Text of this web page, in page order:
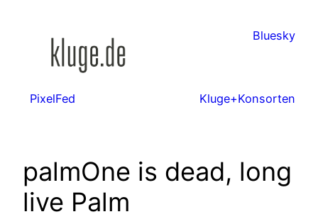
Bluesky
PixelFed Kluge+Konsorten
palmOne is dead, long
live Palm